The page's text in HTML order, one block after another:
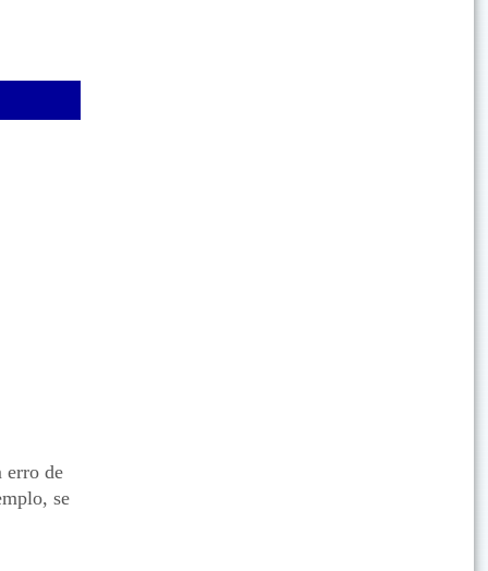
erro de
se